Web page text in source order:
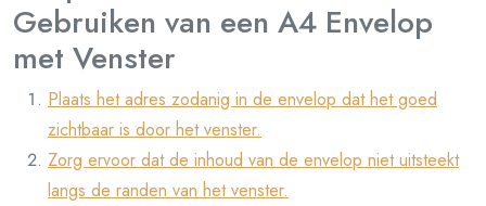
Gebruiken van een A4 Envelop
met Venster
Plaats het adres zodanig in de envelop dat het goed
zichtbaar is door het venster.
Zorg ervoor dat de inhoud van de envelop niet uitsteekt
langs de randen van het venster.